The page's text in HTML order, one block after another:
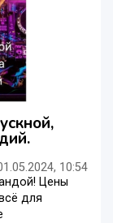
10:54
Цены
для